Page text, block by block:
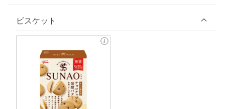
ビスケット